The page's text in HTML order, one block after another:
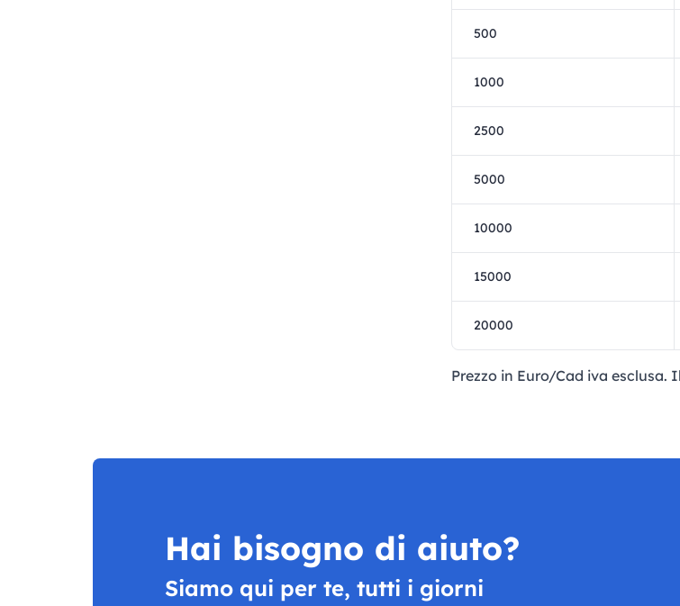
500
1000
2500
5000
10000
15000
20000
Prezzo in Euro/Cad iva esclusa.
Hai bisogno di aiuto?
Siamo qui per te, tutti i giorni